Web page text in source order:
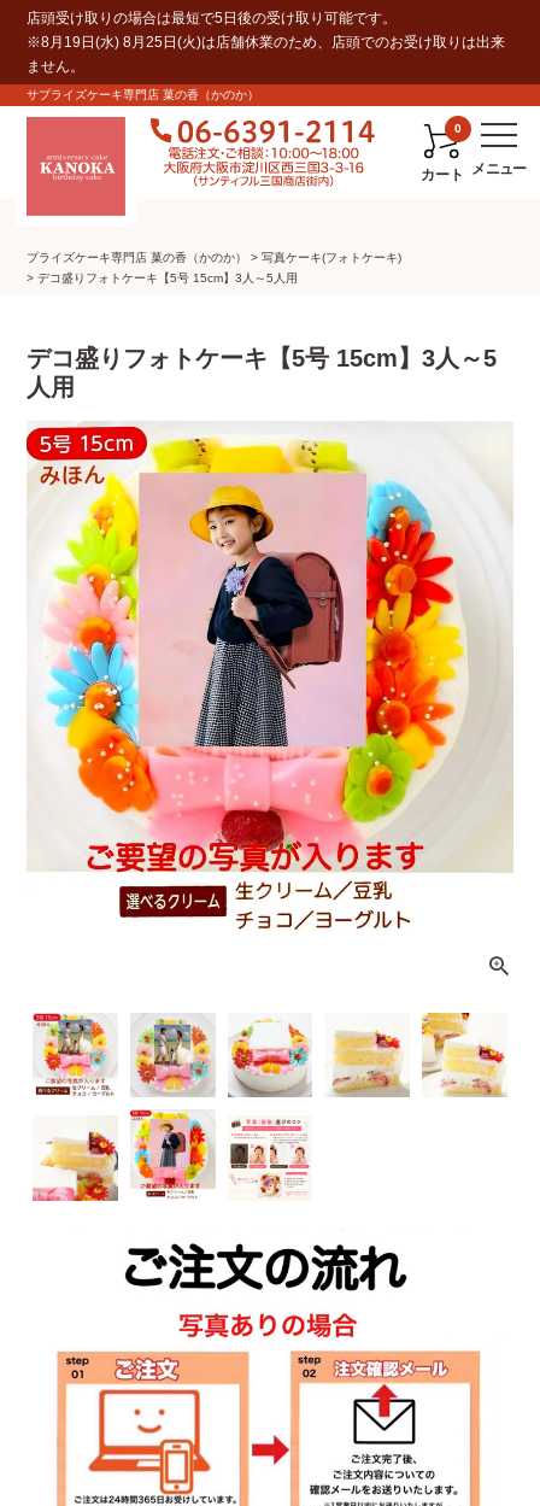
店頭受け取りの場合は最短で5日後の受け取り可能です。
※8月19日(水) 8月25日(火)は店舗休業のため、店頭でのお受け取りは出来
ません。
サプライズケーキ専門店 菓の香（かのか）
0
カート
プライズケーキ専⾨店 菓の⾹（かのか）
写真ケーキ(フォトケーキ)
デコ盛りフォトケーキ【5号 15cm】3人～5人用
デコ盛りフォトケーキ【5号 15cm】3人～5
人用